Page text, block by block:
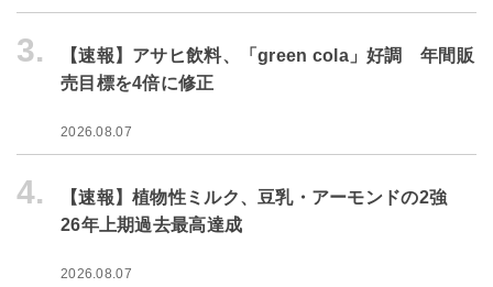
3.
【速報】アサヒ飲料、「green cola」好調 年間販
売目標を4倍に修正
2026.08.07
4.
【速報】植物性ミルク、豆乳・アーモンドの2強
26年上期過去最高達成
2026.08.07